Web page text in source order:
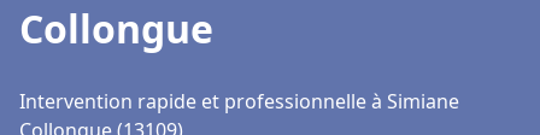
Collongue
Intervention rapide et professionnelle à Simiane